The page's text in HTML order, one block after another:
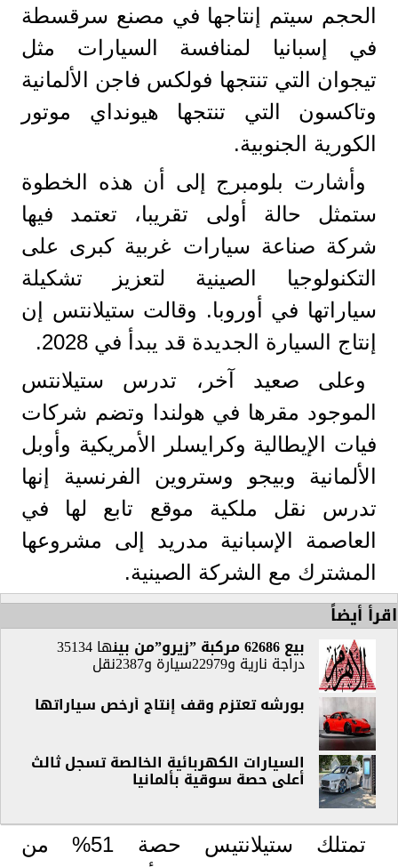
الحجم سيتم إنتاجها في مصنع سرقسطة
في إسبانيا لمنافسة السيارات مثل
تيجوان التي تنتجها فولكس فاجن الألمانية
وتاكسون التي تنتجها هيونداي موتور
الكورية الجنوبية.
وأشارت بلومبرج إلى أن هذه الخطوة
ستمثل حالة أولى تقريبا، تعتمد فيها
شركة صناعة سيارات غربية كبرى على
التكنولوجيا الصينية لتعزيز تشكيلة
سياراتها في أوروبا. وقالت ستيلانتس إن
إنتاج السيارة الجديدة قد يبدأ في 2028.
وعلى صعيد آخر، تدرس ستيلانتس
الموجود مقرها في هولندا وتضم شركات
فيات الإيطالية وكرايسلر الأمريكية وأوبل
الألمانية وبيجو وستروين الفرنسية إنها
تدرس نقل ملكية موقع تابع لها في
العاصمة الإسبانية مدريد إلى مشروعها
المشترك مع الشركة الصينية.
اقرأ أيضاً
بيع 62686 مركبة ”زيرو”من بين ها 35134
دراجة نارية و22979سيارة و2387نقل
بورشه تعتزم وقف إنتاج أرخص سياراتها
السيارات الكهربائية الخالصة تسجل ثالث
أعلى حصة سوقية بألمانيا
تمتلك ستيلانتيس حصة 51% من